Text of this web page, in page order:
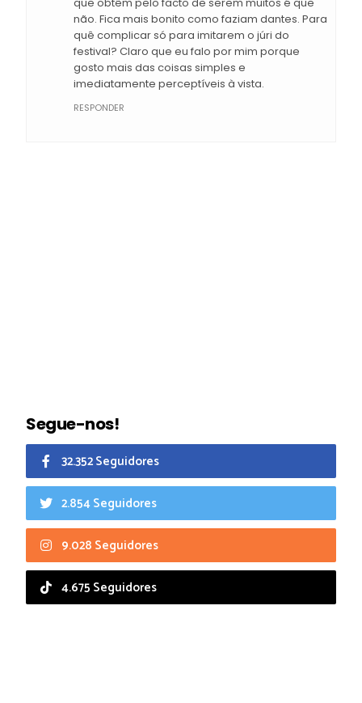
que obtêm pelo facto de serem muitos é que
não. Fica mais bonito como faziam dantes. Para
quê complicar só para imitarem o júri do
festival? Claro que eu falo por mim porque
gosto mais das coisas simples e
imediatamente perceptíveis à vista.
RESPONDER
Segue-nos!
32.352 Seguidores
2.854 Seguidores
9.028 Seguidores
4.675 Seguidores